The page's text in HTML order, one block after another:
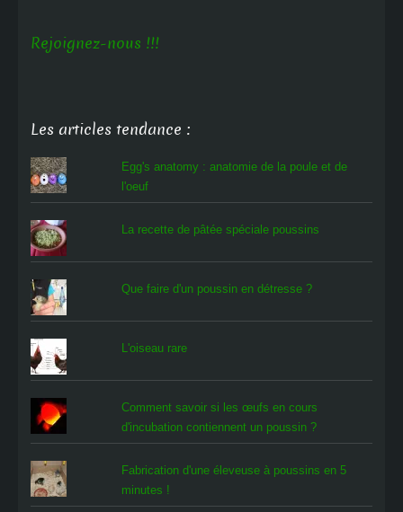
Rejoignez-nous !!!
Les articles tendance :
Egg's anatomy : anatomie de la poule et de
l'oeuf
La recette de pâtée spéciale poussins
Que faire d'un poussin en détresse ?
L'oiseau rare
Comment savoir si les œufs en cours
d'incubation contiennent un poussin ?
Fabrication d'une éleveuse à poussins en 5
minutes !